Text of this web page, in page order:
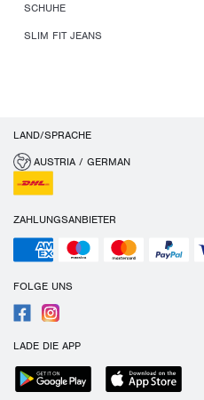
SCHUHE
SLIM FIT JEANS
LAND/SPRACHE
AUSTRIA / GERMAN
ZAHLUNGSANBIETER
FOLGE UNS
LADE DIE APP